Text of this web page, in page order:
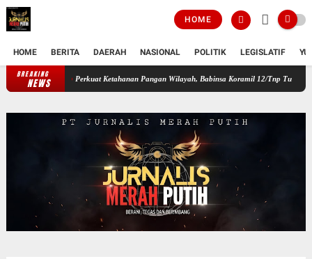
HOME
HOME BERITA DAERAH NASIONAL POLITIK LEGISLATIF
BREAKING
NEWS
Perkuat Ketahanan Pangan Wilayah, Babinsa Koramil 12/Tnp Turun Tangan Bantu